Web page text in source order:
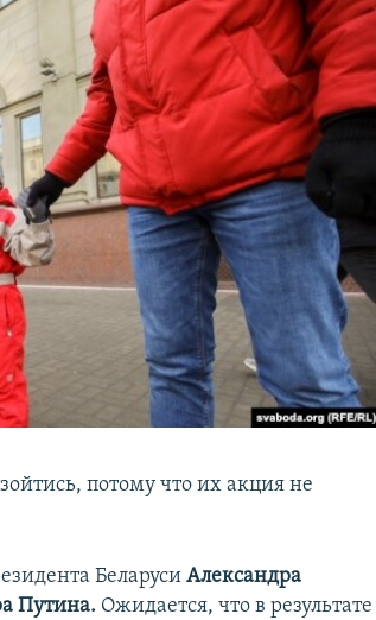
потому что их акция не
БеларусиАлександра
Путина. Ожидается, что в результате